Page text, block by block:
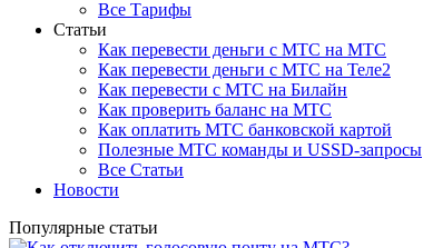
Все Тарифы
Статьи
Как перевести деньги с МТС на МТС
Как перевести деньги с МТС на Теле2
Как перевести с МТС на Билайн
Как проверить баланс на МТС
Как оплатить МТС банковской картой
Полезные МТС команды и USSD-запросы
Все Статьи
Новости
Популярные статьи